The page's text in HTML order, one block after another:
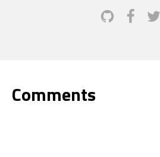
Comments